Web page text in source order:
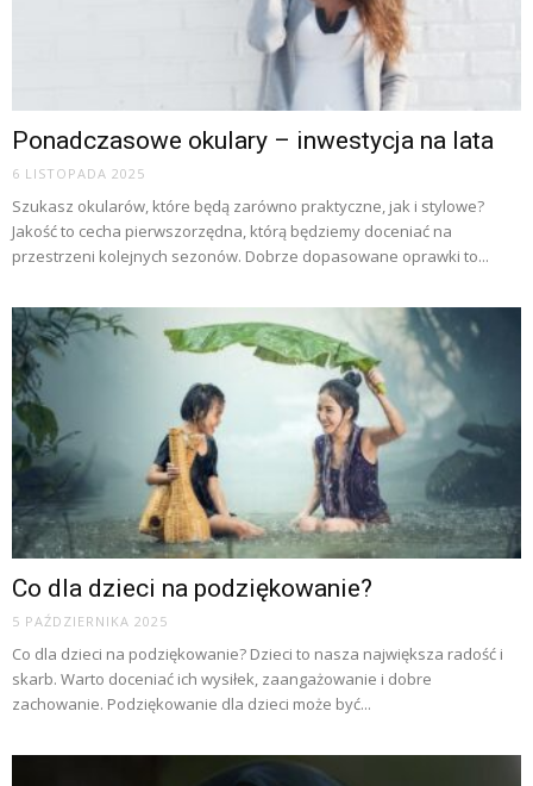
Ponadczasowe okulary – inwestycja na lata
6 LISTOPADA 2025
Szukasz okularów, które będą zarówno praktyczne, jak i stylowe?
Jakość to cecha pierwszorzędna, którą będziemy doceniać na
przestrzeni kolejnych sezonów. Dobrze dopasowane oprawki to...
Co dla dzieci na podziękowanie?
5 PAŹDZIERNIKA 2025
Co dla dzieci na podziękowanie? Dzieci to nasza największa radość i
skarb. Warto doceniać ich wysiłek, zaangażowanie i dobre
zachowanie. Podziękowanie dla dzieci może być...